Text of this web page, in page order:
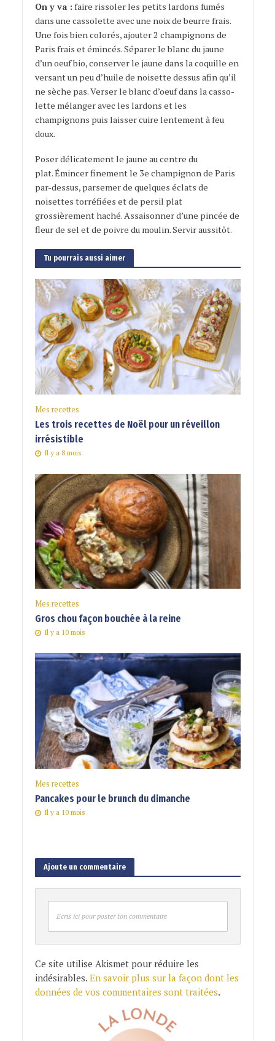
On y va : faire rissoler les petits lardons fumés
dans une cassolette avec une noix de beurre frais.
Une fois bien colorés, ajouter 2 champignons de
Paris frais et émincés. Séparer le blanc du jaune
d’un oeuf bio, conserver le jaune dans la coquille en
versant un peu d’huile de noisette dessus afin qu’il
ne sèche pas. Verser le blanc d’oeuf dans la casso­
lette mélanger avec les lardons et les
champignons puis laisser cuire lente­ment à feu
doux.
Poser délicatement le jaune au centre du
plat. Émincer finement le 3e champignon de Paris
par-dessus, parsemer de quelques éclats de
noisettes torréfiées et de persil plat
grossièrement haché. Assaisonner d’une pincée de
fleur de sel et de poivre du moulin. Servir aussitôt.
Tu pourrais aussi aimer
Mes recettes
Les trois recettes de Noël pour un réveillon
irrésistible
Il y a 8 mois
Mes recettes
Gros chou façon bouchée à la reine
Il y a 10 mois
Mes recettes
Pancakes pour le brunch du dimanche
Il y a 10 mois
Ajoute un commentaire
Ecris ici pour poster ton commentaire
Ce site utilise Akismet pour réduire les
indésirables. En savoir plus sur la façon dont les
données de vos commentaires sont traitées.